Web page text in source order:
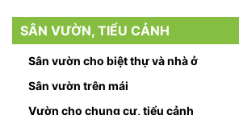
SÂN VƯỜN, TIỂU CẢNH
Sân vườn cho biệt thự và nhà ở
Sân vườn trên mái
Vườn cho chung cư, tiểu cảnh